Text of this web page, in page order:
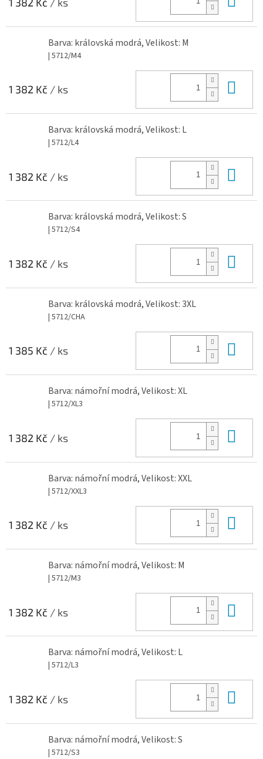
Barva: královská modrá, Velikost: M
| 5712/M4
1 382 Kč / ks
Barva: královská modrá, Velikost: L
| 5712/L4
1 382 Kč / ks
Barva: královská modrá, Velikost: S
| 5712/S4
1 382 Kč / ks
Barva: královská modrá, Velikost: 3XL
| 5712/CHA
1 385 Kč / ks
Barva: námořní modrá, Velikost: XL
| 5712/XL3
1 382 Kč / ks
Barva: námořní modrá, Velikost: XXL
| 5712/XXL3
1 382 Kč / ks
Barva: námořní modrá, Velikost: M
| 5712/M3
1 382 Kč / ks
Barva: námořní modrá, Velikost: L
| 5712/L3
1 382 Kč / ks
Barva: námořní modrá, Velikost: S
| 5712/S3